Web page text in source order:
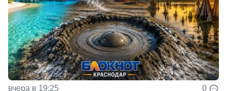
вчера в 19:25 0